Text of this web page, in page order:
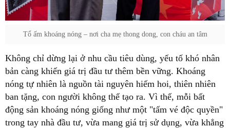
Tổ ấm khoáng nóng – nơi cha mẹ thong dong, con cháu an tâm
Không chỉ dừng lại ở nhu cầu tiêu dùng, yếu tố khó nhân
bản càng khiến giá trị đầu tư thêm bền vững. Khoáng
nóng tự nhiên là nguồn tài nguyên hiếm hoi, thiên nhiên
ban tặng, con người không thể tạo ra. Vì thế, mỗi bất
động sản khoáng nóng giống như một "tấm vé độc quyền"
trong tay nhà đầu tư, vừa mang giá trị sử dụng, vừa khẳng